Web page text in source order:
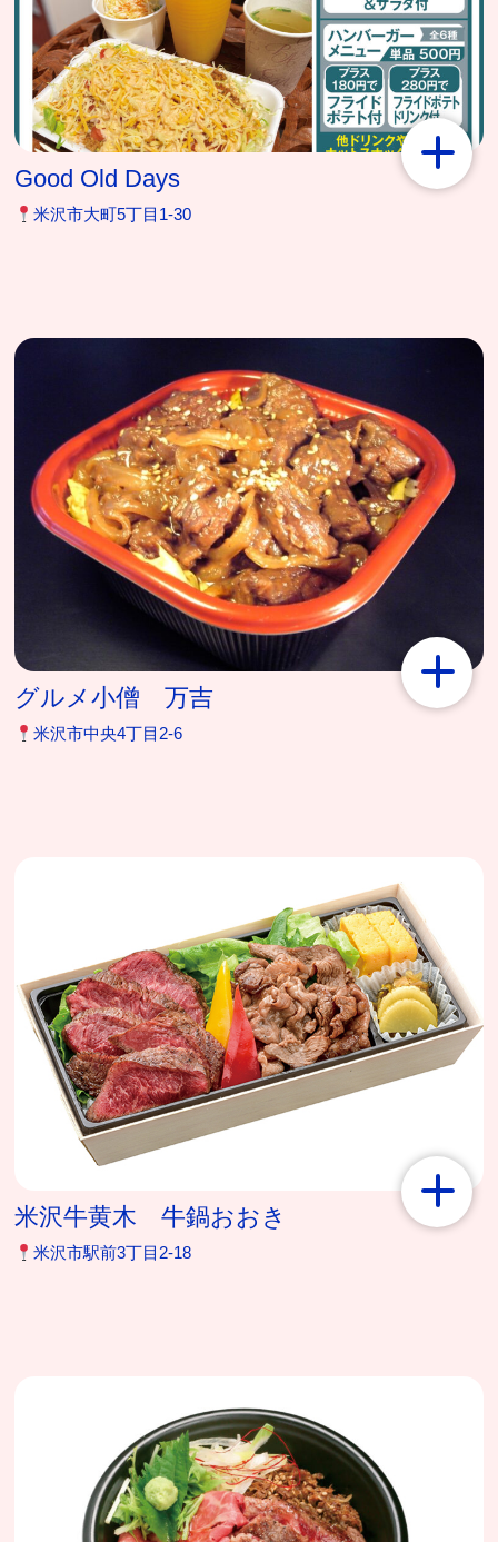
Good Old Days
米沢市大町5丁目1-30
グルメ小僧 万吉
米沢市中央4丁目2-6
米沢牛黄木 牛鍋おおき
米沢市駅前3丁目2-18